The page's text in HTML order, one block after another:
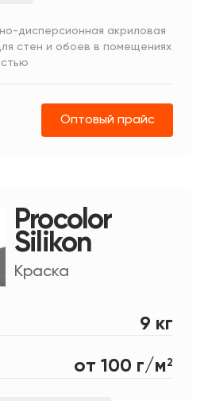
дисперсионная акриловая
стен и обоев в помещениях
Оптовый прайс
Procolor
Silikon
Краска
9 кг
от 100 г/м 2